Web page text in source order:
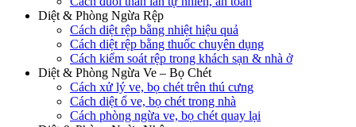
Diệt & Phòng Ngừa Rệp
Cách diệt rệp bằng nhiệt hiệu quả
Cách diệt rệp bằng thuốc chuyên dụng
Cách kiểm soát rệp trong khách sạn & nhà ở
Diệt & Phòng Ngừa Ve – Bọ Chét
Cách xử lý ve, bọ chét trên thú cưng
Cách diệt ổ ve, bọ chét trong nhà
Cách phòng ngừa ve, bọ chét quay lại